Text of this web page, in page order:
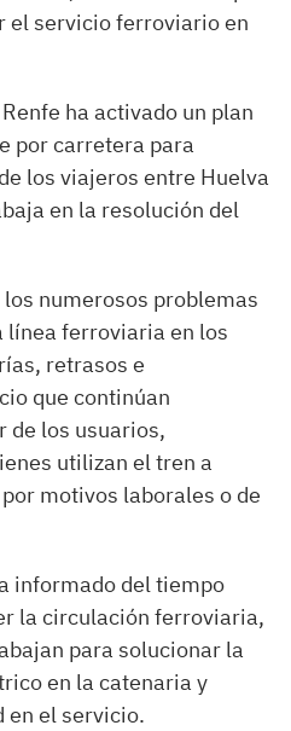
el servicio ferroviario en
ha activado un plan
por carretera para
los viajeros entre Huelva
en la resolución del
numerosos problemas
línea ferroviaria en los
retrasos e
que continúan
de los usuarios,
utilizan el tren a
motivos laborales o de
informado del tiempo
la circulación ferroviaria,
para solucionar la
en la catenaria y
en el servicio.